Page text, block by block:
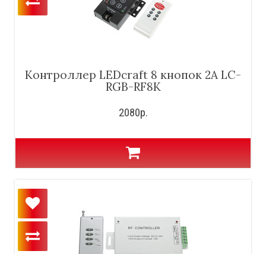
Контроллер LEDcraft 8 кнопок 2А LC-
RGB-RF8K
2080р.